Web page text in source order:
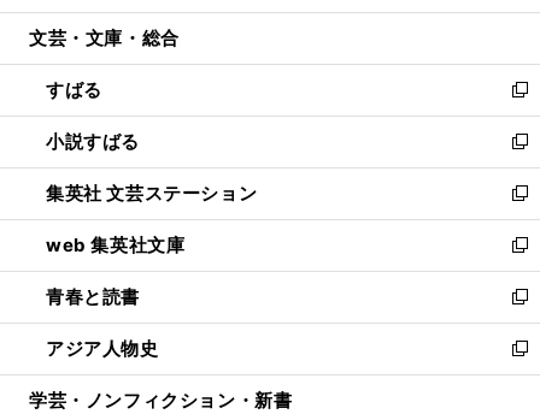
開
ウ
開
く
ン
ウ
で
開
く
ウ
ン
ド
ウ
で
開
く
文芸・文庫・総合
すばる
新
し
い
ウ
ィ
ン
ド
ウ
で
開
く
小説すばる
新
し
い
ウ
ィ
ン
ド
ウ
で
開
集英社 文芸ステーション
新
し
い
ウ
ィ
ン
ド
ウ
web 集英社文庫
新
し
い
ウ
ィ
ン
青春と読書
新
し
い
ウ
アジア人物史
新
し
学芸・ノンフィクション・新書